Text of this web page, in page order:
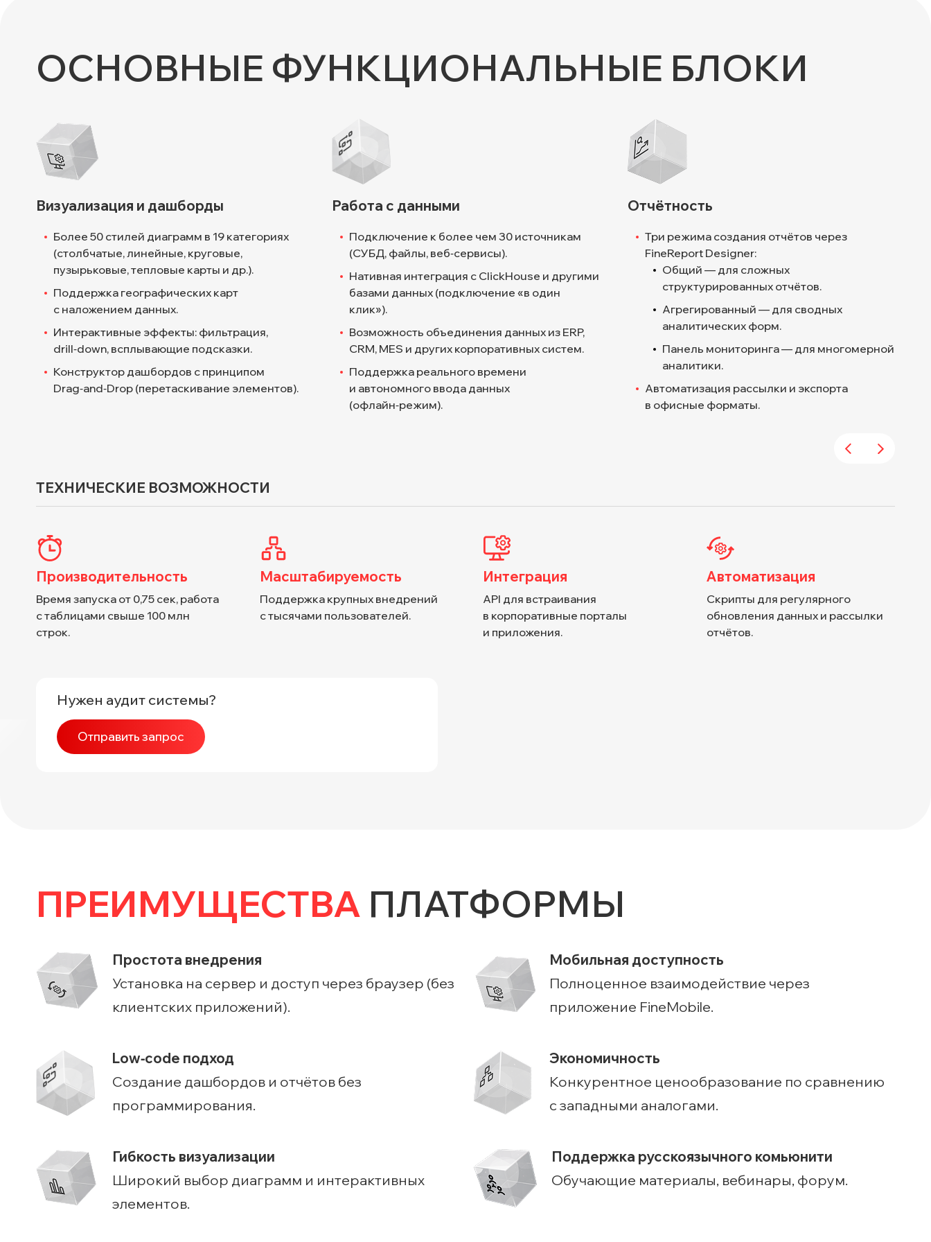
ОСНОВНЫЕ ФУНКЦИОНАЛЬНЫЕ БЛОКИ
Визуализация и дашборды
Более 50 стилей диаграмм в 19 категориях
(столбчатые, линейные, круговые,
пузырьковые, тепловые карты и др.).
Поддержка географических карт
с наложением данных.
Интерактивные эффекты: фильтрация,
drill‑down, всплывающие подсказки.
Конструктор дашбордов с принципом
Drag‑and‑Drop (перетаскивание элементов).
Работа с данными
Подключение к более чем 30 источникам
(СУБД, файлы, веб‑сервисы).
Нативная интеграция с ClickHouse и другими
базами данных (подключение «в один
клик»).
Возможность объединения данных из ERP,
CRM, MES и других корпоративных систем.
Поддержка реального времени
и автономного ввода данных
(офлайн‑режим).
Отчётность
Три режима создания отчётов через
FineReport Designer:
Общий — для сложных
структурированных отчётов.
Агрегированный — для сводных
аналитических форм.
Панель мониторинга — для многомерной
аналитики.
Автоматизация рассылки и экспорта
в офисные форматы.
ТЕХНИЧЕСКИЕ ВОЗМОЖНОСТИ
Производительность
Время запуска от 0,75 сек, работа
с таблицами свыше 100 млн
строк.
Масштабируемость
Поддержка крупных внедрений
с тысячами пользователей.
Интеграция
API для встраивания
в корпоративные порталы
и приложения.
Автоматизация
Скрипты для регулярного
обновления данных и рассылки
отчётов.
Нужен аудит системы?
Отправить запрос
ПРЕИМУЩЕСТВА ПЛАТФОРМЫ
Простота внедрения
Установка на сервер и доступ через браузер (без
клиентских приложений).
Мобильная доступность
Полноценное взаимодействие через
приложение FineMobile.
Low‑code подход
Создание дашбордов и отчётов без
программирования.
Экономичность
Конкурентное ценообразование по сравнению
с западными аналогами.
Гибкость визуализации
Широкий выбор диаграмм и интерактивных
элементов.
Поддержка русскоязычного комьюнити
Обучающие материалы, вебинары, форум.